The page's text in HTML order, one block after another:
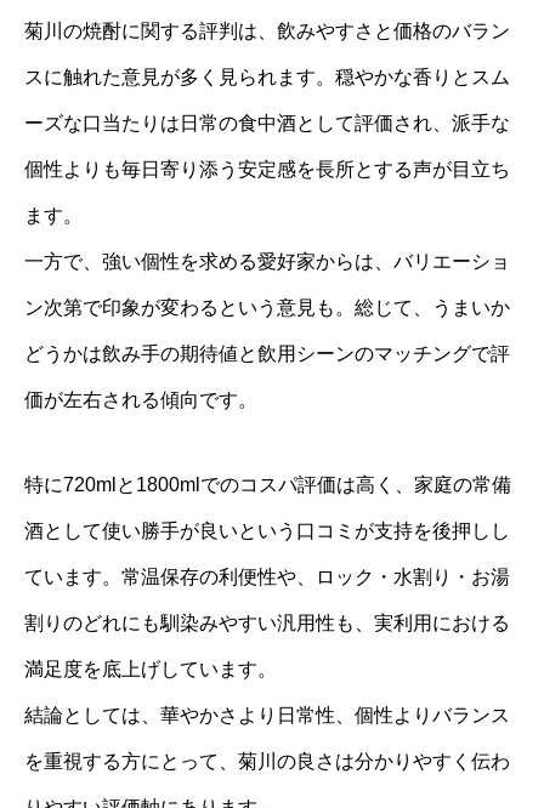
菊川の焼酎に関する評判は、飲みやすさと価格のバラン
スに触れた意見が多く見られます。穏やかな香りとスム
ーズな口当たりは日常の食中酒として評価され、派手な
個性よりも毎日寄り添う安定感を長所とする声が目立ち
ます。
一方で、強い個性を求める愛好家からは、バリエーショ
ン次第で印象が変わるという意見も。総じて、うまいか
どうかは飲み手の期待値と飲用シーンのマッチングで評
価が左右される傾向です。
特に720mlと1800mlでのコスパ評価は高く、家庭の常備
酒として使い勝手が良いという口コミが支持を後押しし
ています。常温保存の利便性や、ロック・水割り・お湯
割りのどれにも馴染みやすい汎用性も、実利用における
満足度を底上げしています。
結論としては、華やかさより日常性、個性よりバランス
を重視する方にとって、菊川の良さは分かりやすく伝わ